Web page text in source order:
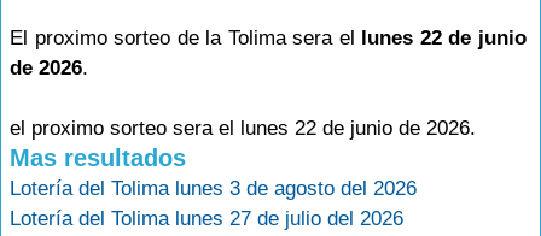
El proximo sorteo de la Tolima sera el lunes 22 de junio
de 2026.
el proximo sorteo sera el lunes 22 de junio de 2026.
Mas resultados
Lotería del Tolima lunes 3 de agosto del 2026
Lotería del Tolima lunes 27 de julio del 2026